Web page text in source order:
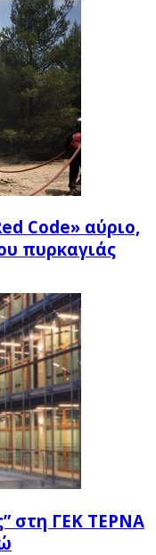
Code» αύριο,
πυρκαγιάς
στη ΓΕΚ ΤΕΡΝΑ